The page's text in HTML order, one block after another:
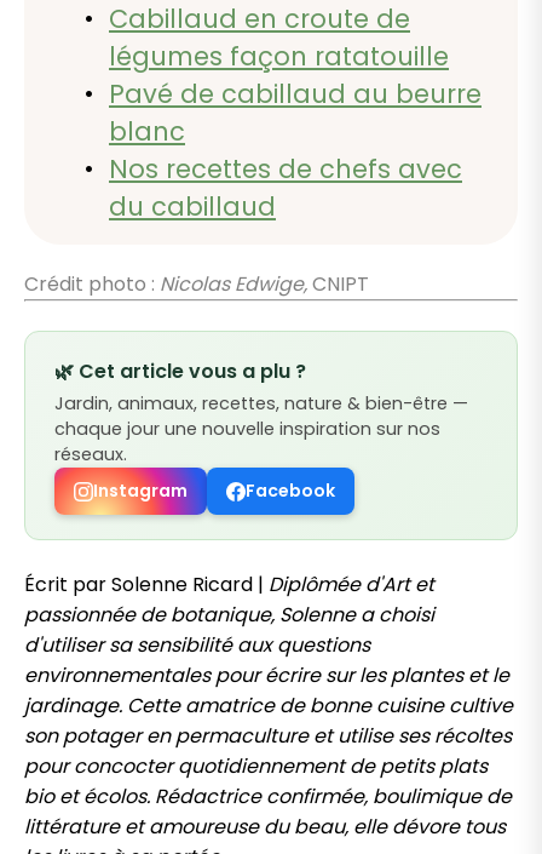
Cabillaud en croute de
légumes façon ratatouille
Pavé de cabillaud au beurre
blanc
Nos recettes de chefs avec
du cabillaud
Crédit photo : Nicolas Edwige,CNIPT
🌿 Cet article vous a plu ?
Jardin, animaux, recettes, nature & bien-être —
chaque jour une nouvelle inspiration sur nos
réseaux.
Instagram
Facebook
Écrit par Solenne Ricard | Diplômée d'Art et
passionnée de botanique, Solenne a choisi
d'utiliser sa sensibilité aux questions
environnementales pour écrire sur les plantes et le
jardinage. Cette amatrice de bonne cuisine cultive
son potager en permaculture et utilise ses récoltes
pour concocter quotidiennement de petits plats
bio et écolos. Rédactrice confirmée, boulimique de
littérature et amoureuse du beau, elle dévore tous